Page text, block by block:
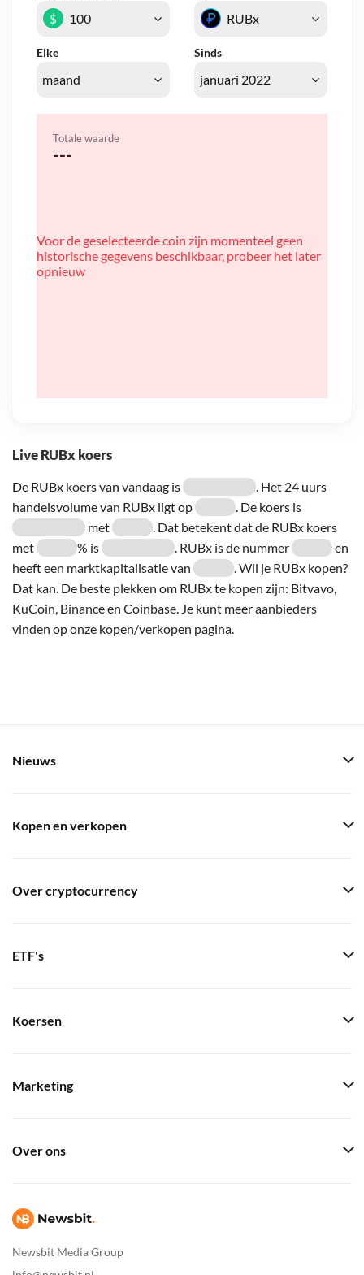
Live RUBx koers
De RUBx koers van vandaag is
. Het 24 uurs
handelsvolume van RUBx ligt op
. De koers is
met
. Dat betekent dat de RUBx koers
met
% is . RUBx is de nummer
en
heeft een marktkapitalisatie van
. Wil je RUBx kopen?
Dat kan. De beste plekken om RUBx te kopen zijn: Bitvavo,
KuCoin, Binance en Coinbase. Je kunt meer aanbieders
vinden op onze kopen/verkopen pagina.
Elke Sinds
$
Totale waarde
---
Voor de geselecteerde coin zijn momenteel geen
historische gegevens beschikbaar, probeer het later
opnieuw
Newsbit Media Group
Nieuws
Kopen en verkopen
Over cryptocurrency
ETF's
Koersen
Marketing
Over ons